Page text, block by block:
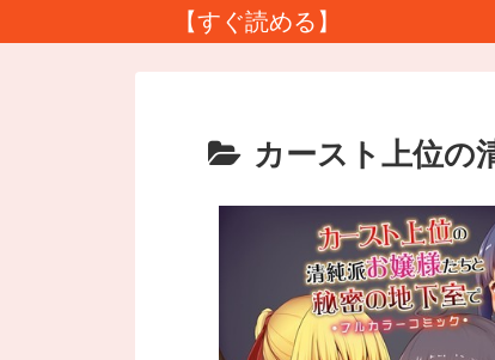
【すぐ読める】
カースト上位の